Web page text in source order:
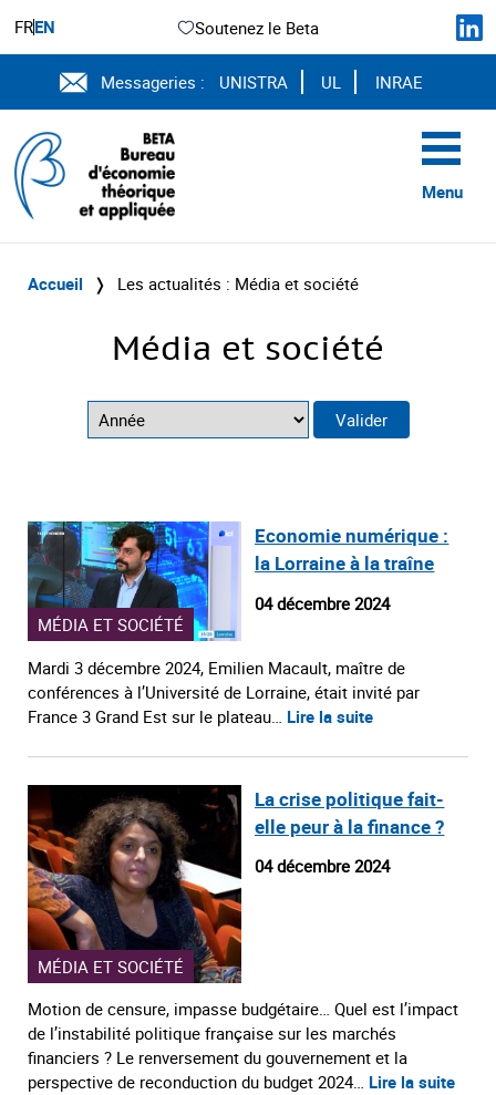
FREN Soutenez le Beta
Messageries : UNISTRA UL INRAE
Menu
Accueil ❭ Les actualités : Média et société
Média et société
MÉDIA ET SOCIÉTÉ
Economie numérique :
la Lorraine à la traîne
04 décembre 2024
Mardi 3 décembre 2024, Emilien Macault, maître de
conférences à l’Université de Lorraine, était invité par
France 3 Grand Est sur le plateau… Lire la suite
MÉDIA ET SOCIÉTÉ
La crise politique fait-
elle peur à la finance ?
04 décembre 2024
Motion de censure, impasse budgétaire… Quel est l’impact
de l’instabilité politique française sur les marchés
financiers ? Le renversement du gouvernement et la
perspective de reconduction du budget 2024… Lire la suite